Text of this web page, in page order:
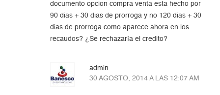
documento opcion compra venta esta hecho por
90 dias + 30 dias de prorroga y no 120 dias + 30
dias de prorroga como aparece ahora en los
recaudos? ¿Se rechazaría el credito?
admin
30 AGOSTO, 2014 A LAS 12:07 AM